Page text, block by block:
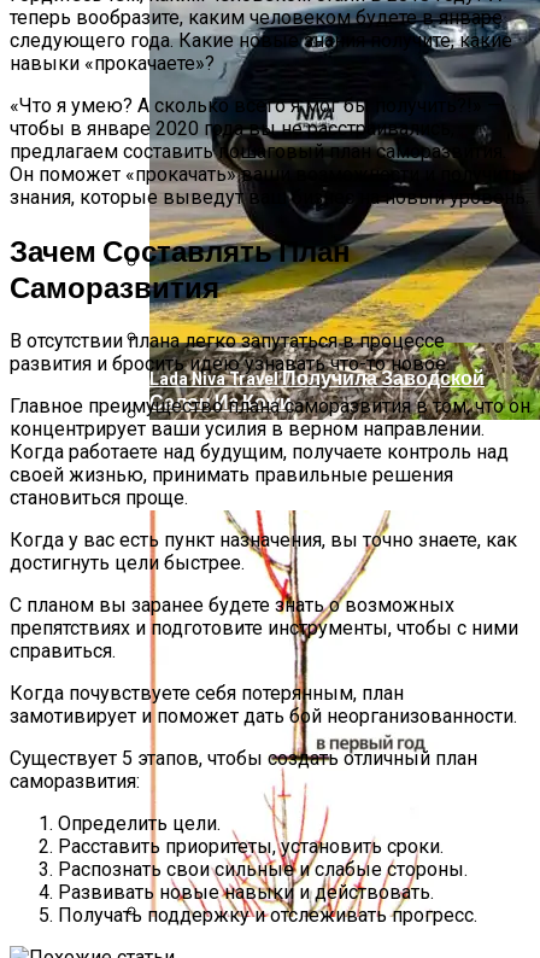
Пошаговое Руководство: Как Посадить
Малину Осенью
Схема, Как Обрезать Абрикос, Чтобы
Список Вещей Для Новорожденного На
Первые Месяцы Жизни
Lada Niva Travel Получила Заводской
Салон Из Кожи
теперь вообразите, каким человеком будете в январе
следующего года. Какие новые знания получите, какие
навыки «прокачаете»?
«Что я умею? А сколько всего я мог бы получить?!» —
чтобы в январе 2020 года вы не расстраивались,
предлагаем составить пошаговый план саморазвития.
Он поможет «прокачать» ваши возможности и получить
знания, которые выведут ваш бизнес на новый уровень.
Зачем Составлять План
Саморазвития
В отсутствии плана легко запутаться в процессе
развития и бросить идею узнавать что-то новое.
Главное преимущество плана саморазвития в том, что он
концентрирует ваши усилия в верном направлении.
Когда работаете над будущим, получаете контроль над
своей жизнью, принимать правильные решения
становиться проще.
Когда у вас есть пункт назначения, вы точно знаете, как
достигнуть цели быстрее.
С планом вы заранее будете знать о возможных
препятствиях и подготовите инструменты, чтобы с ними
справиться.
Когда почувствуете себя потерянным, план
замотивирует и поможет дать бой неорганизованности.
Существует 5 этапов, чтобы создать отличный план
саморазвития:
Определить цели.
Расставить приоритеты, установить сроки.
Распознать свои сильные и слабые стороны.
Развивать новые навыки и действовать.
Получать поддержку и отслеживать прогресс.